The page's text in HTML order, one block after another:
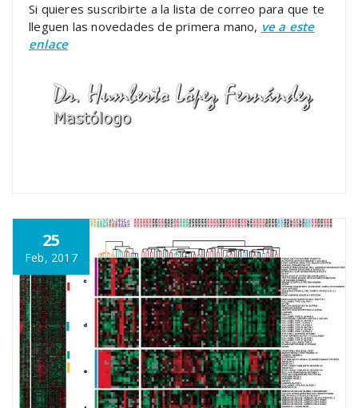
Si quieres suscribirte a la lista de correo para que te
lleguen las novedades de primera mano, ve a este
enlace
25
Feb, 2017